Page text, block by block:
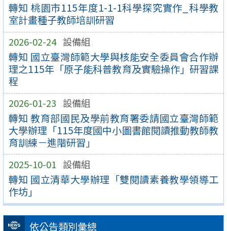
轉知 桃園市115年度1-1-1科學探究實作_科學教
室計畫種子教師培訓研習
2026-02-24 設備組
轉知 國立臺灣師範大學與核能安全委員會合作辦
理之115年「原子能科普教育及實驗操作」研習課
程
2026-01-23 設備組
轉知 教育部國民及學前教育署委請國立臺灣師範
大學辦理「115年度國中小圖書館閱讀推動教師教
育訓練－進階研習」
2025-10-01 設備組
轉知 國立清華大學辦理「雙閱讀素養教學領導工
作坊」
依公告類別彙總